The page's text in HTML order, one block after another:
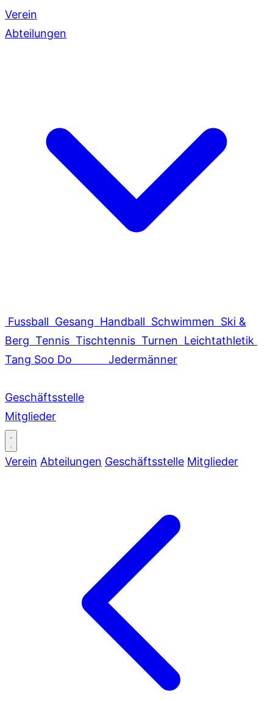
Verein
Abteilungen
Fussball Gesang Handball Schwimmen Ski &
Berg Tennis Tischtennis Turnen Leichtathletik
Tang Soo Do
Jedermänner
Geschäftsstelle
Mitglieder
Verein Abteilungen Geschäftsstelle Mitglieder